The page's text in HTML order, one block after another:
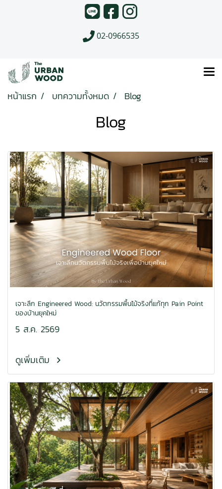
02-0966535
หน้าแรก บทความทั้งหมด Blog
Blog
เจาะลึก Engineered Wood: นวัตกรรมพื้นไม้จริงที่แก้ทุก Pain Point
ของบ้านยุคใหม่
5 ส.ค. 2569
ดูเพิ่มเติม